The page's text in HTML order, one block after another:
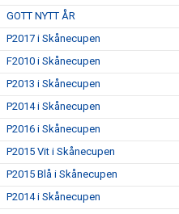
GOTT NYTT ÅR
P2017 i Skånecupen
F2010 i Skånecupen
P2013 i Skånecupen
P2014 i Skånecupen
P2016 i Skånecupen
P2015 Vit i Skånecupen
P2015 Blå i Skånecupen
P2014 i Skånecupen